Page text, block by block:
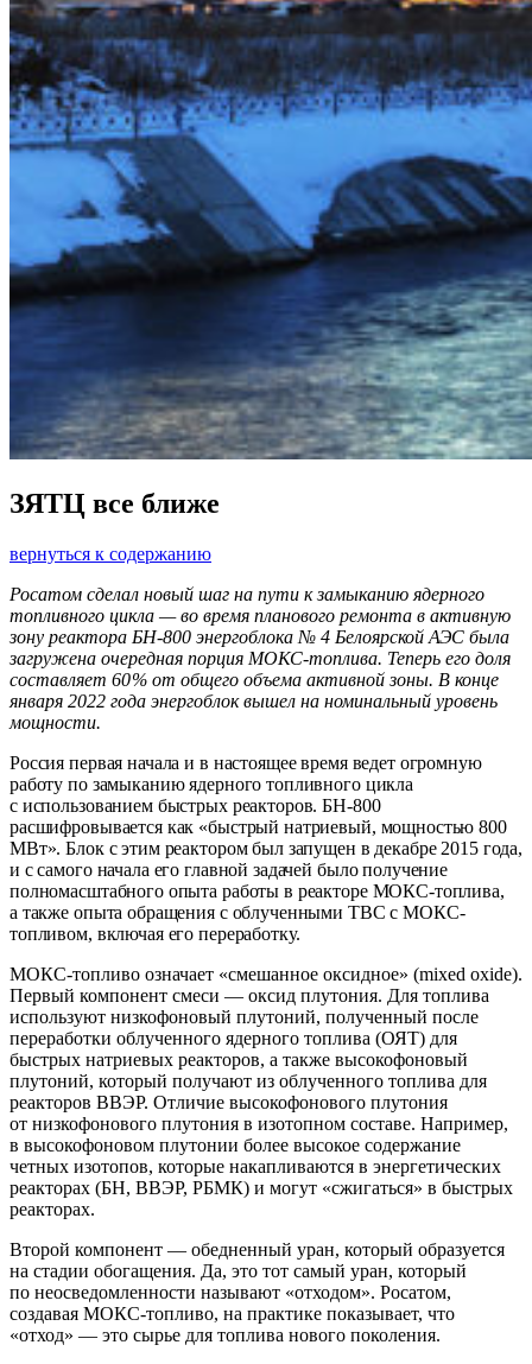
ЗЯТЦ все ближе
вернуться к содержанию
Росатом сделал новый шаг на пути к замыканию ядерного
топливного цикла —во время планового ремонта в активную
зону реактора БН‑800 энергоблока № 4 Белоярской АЭС была
загружена очередная порция МОКС-топлива. Теперь его доля
составляет 60% от общего объема активной зоны. В конце
января 2022 года энергоблок вышел на номинальный уровень
мощности.
Россия первая начала и в настоящее время ведет огромную
работу по замыканию ядерного топливного цикла
с использованием быстрых реакторов. БН‑800
расшифровывается как «быстрый натриевый, мощностью 800
МВт». Блок с этим реактором был запущен в декабре 2015 года,
и с самого начала его главной задачей было получение
полномасштабного опыта работы в реакторе МОКС-топлива,
а также опыта обращения с облученными ТВС с МОКС-
топливом, включая его переработку.
МОКС-топливо означает «смешанное оксидное» (mixed oxide).
Первый компонент смеси — оксид плутония. Для топлива
используют низкофоновый плутоний, полученный после
переработки облученного ядерного топлива (ОЯТ) для
быстрых натриевых реакторов, а также высокофоновый
плутоний, который получают из облученного топлива для
реакторов ВВЭР. Отличие высокофонового плутония
от низкофонового плутония в изотопном составе. Например,
в высокофоновом плутонии более высокое содержание
четных изотопов, которые накапливаются в энергетических
реакторах (БН, ВВЭР, РБМК) и могут «сжигаться» в быстрых
реакторах.
Второй компонент — обедненный уран, который образуется
на стадии обогащения. Да, это тот самый уран, который
по неосведомленности называют «отходом». Росатом,
создавая МОКС-топливо, на практике показывает, что
«отход» — это сырье для топлива нового поколения.